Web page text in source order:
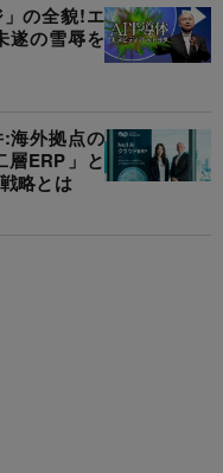
の全貌!エ
遂の雪辱を
海外拠点の
層ERP」と
略とは